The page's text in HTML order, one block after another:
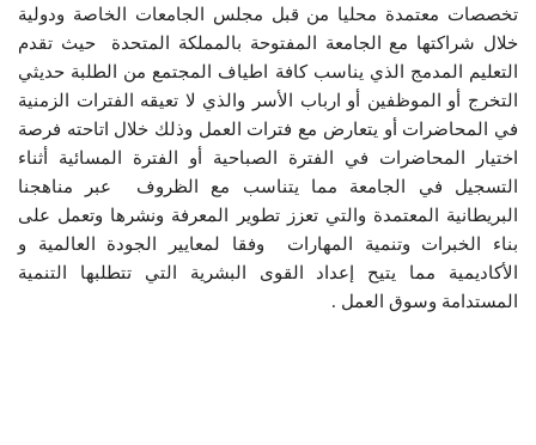
تخصصات معتمدة محليا من قبل مجلس الجامعات الخاصة ودولية
خلال شراكتها مع الجامعة المفتوحة بالمملكة المتحدة حيث تقدم
التعليم المدمج الذي يناسب كافة اطياف المجتمع من الطلبة حديثي
التخرج أو الموظفين أو ارباب الأسر والذي لا تعيقه الفترات الزمنية
في المحاضرات أو يتعارض مع فترات العمل وذلك خلال اتاحته فرصة
اختيار المحاضرات في الفترة الصباحية أو الفترة المسائية أثناء
التسجيل في الجامعة مما يتناسب مع الظروف عبر مناهجنا
البريطانية المعتمدة والتي تعزز تطوير المعرفة ونشرها وتعمل على
بناء الخبرات وتنمية المهارات وفقا لمعايير الجودة العالمية و
الأكاديمية مما يتيح إعداد القوى البشرية التي تتطلبها التنمية
المستدامة وسوق العمل .